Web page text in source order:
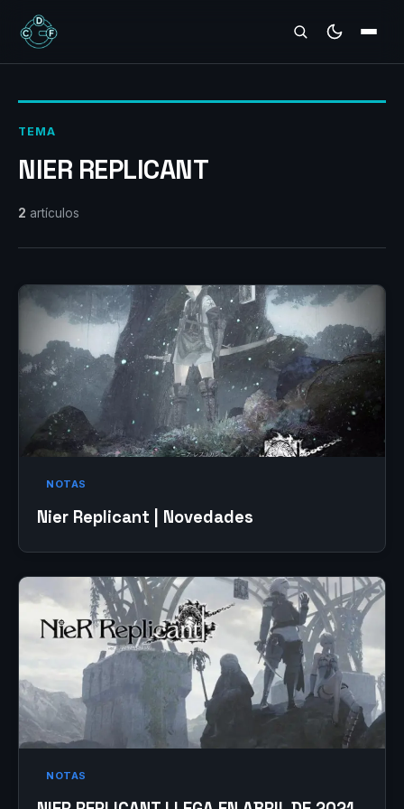
REVIEWS
TEMA
NIER REPLICANT
2 artículos
NOTAS
Nier Replicant | Novedades
NOTAS